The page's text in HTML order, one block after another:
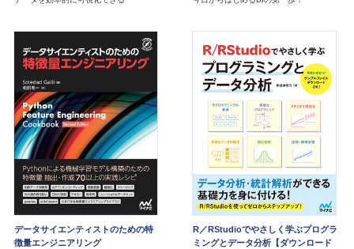
データサイエンティストのための特
徴量エンジニアリング
R／RStudioでやさしく学ぶプログラ
ミングとデータ分析【ダウンロード